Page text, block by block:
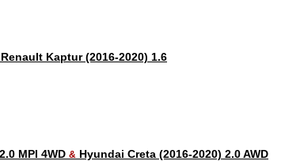
Renault Kaptur (2016-2020) 1.6
MPI 4WD & Hyundai Creta (2016-2020) 2.0 AWD